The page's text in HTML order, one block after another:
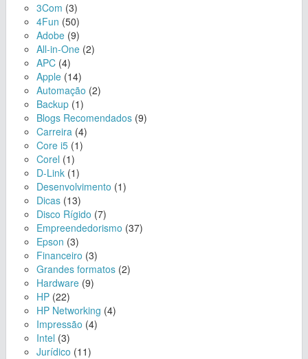
3Com (3)
4Fun (50)
Adobe (9)
All-in-One (2)
APC (4)
Apple (14)
Automação (2)
Backup (1)
Blogs Recomendados (9)
Carreira (4)
Core i5 (1)
Corel (1)
D-Link (1)
Desenvolvimento (1)
Dicas (13)
Disco Rígido (7)
Empreendedorismo (37)
Epson (3)
Financeiro (3)
Grandes formatos (2)
Hardware (9)
HP (22)
HP Networking (4)
Impressão (4)
Intel (3)
Jurídico (11)